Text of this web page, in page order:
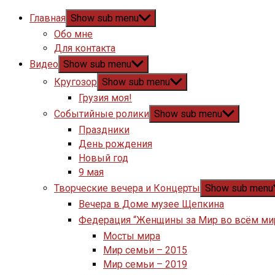
Главная Show sub menu
Обо мне
Для контакта
Видео Show sub menu
Кругозор Show sub menu
Грузия моя!
Событийные ролики Show sub menu
Праздники
День рождения
Новый год
9 мая
Творческие вечера и Концерты Show sub menu
Вечера в Доме музее Щепкина
Федерация “Женщины за Мир во всём
Мосты мира
Мир семьи – 2015
Мир семьи – 2019